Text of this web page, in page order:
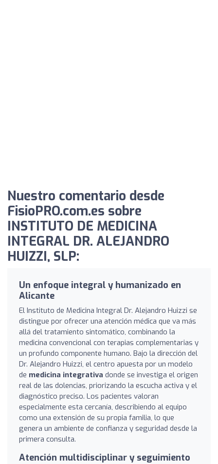
Nuestro comentario desde
FisioPRO.com.es sobre
INSTITUTO DE MEDICINA
INTEGRAL DR. ALEJANDRO
HUIZZI, SLP:
Un enfoque integral y humanizado en
Alicante
El Instituto de Medicina Integral Dr. Alejandro Huizzi se
distingue por ofrecer una atención médica que va más
allá del tratamiento sintomático, combinando la
medicina convencional con terapias complementarias y
un profundo componente humano. Bajo la dirección del
Dr. Alejandro Huizzi, el centro apuesta por un modelo
de medicina integrativa donde se investiga el origen
real de las dolencias, priorizando la escucha activa y el
diagnóstico preciso. Los pacientes valoran
especialmente esta cercanía, describiendo al equipo
como una extensión de su propia familia, lo que
genera un ambiente de confianza y seguridad desde la
primera consulta.
Atención multidisciplinar y seguimiento